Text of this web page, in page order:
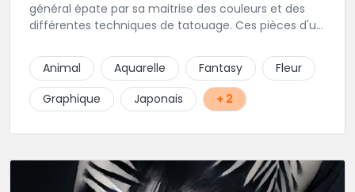
général épate par sa maitrise des couleurs et des
différentes techniques de tatouage. Ces pièces d'un
On vient de très loin pour se faire tatouer par cette
artiste ! N'hésitez pas à la contacter par téléphone:
0648079720 ou messages sur Instagram ou
Facebook.
Animal Aquarelle Fantasy
Fleur
Graphique
Japonais + 2